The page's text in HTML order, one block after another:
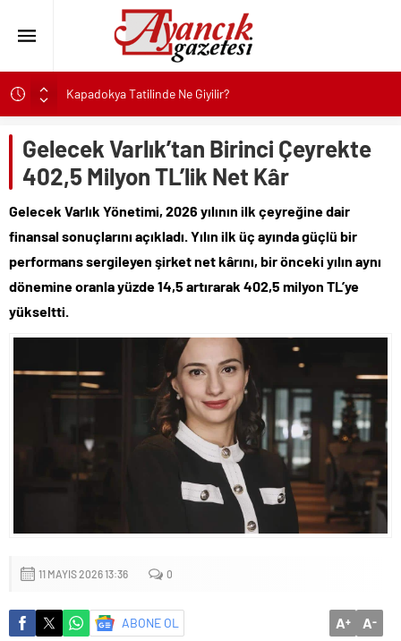
Kapadokya Tatilinde Ne Giyilir?
Büyükakın’dan İzmit’in geleceğine yakın takip
Didim Belediyesi’nden Kent Genelinde Yol Bakım ve Onarım
Çalışması
Hastalıktan Ari İşletmelerde Yeni Model Ele Alındı
Kaykay Şampiyonasının Kalbi Osmangazi’de Attı
Didim Belediyesi Üretiyor, Didim Güzelleşiyor
Üsküdar’da Açık Hava Sinema Günleri Nostalji Dolu
Klasiklerle Devam Ediyor
Başkan Çerçioğlu’nun Sağlık Yatırımlarından Her Gün
Yüzlerce Vatandaş Faydalanıyor
Sinop’ta Denize Girilecek 3 Mükemmel Yer
Maltese Terrier İlk Kez Köpek Sahiplenecekler İçin Uygun
Gelecek Varlık’tan Birinci Çeyrekte
402,5 Milyon TL’lik Net Kâr
Gelecek Varlık Yönetimi, 2026 yılının ilk çeyreğine dair
finansal sonuçlarını açıkladı. Yılın ilk üç ayında güçlü bir
performans sergileyen şirket net kârını, bir önceki yılın aynı
dönemine oranla yüzde 14,5 artırarak 402,5 milyon TL’ye
yükseltti.
11 MAYIS 2026 13:36 0
ABONE OL A+ A-